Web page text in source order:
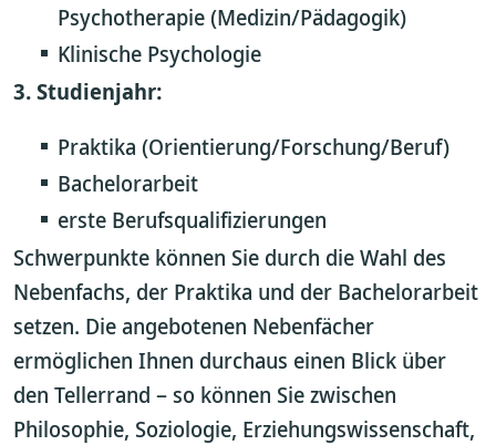
Psychotherapie (Medizin/Pädagogik)
Klinische Psychologie
3. Studienjahr:
Praktika (Orientierung/Forschung/Beruf)
Bachelorarbeit
erste Berufsqualifizierungen
Schwerpunkte können Sie durch die Wahl des
Nebenfachs, der Praktika und der Bachelorarbeit
setzen. Die angebotenen Nebenfächer
ermöglichen Ihnen durchaus einen Blick über
den Tellerrand – so können Sie zwischen
Philosophie, Soziologie, Erziehungswissenschaft,